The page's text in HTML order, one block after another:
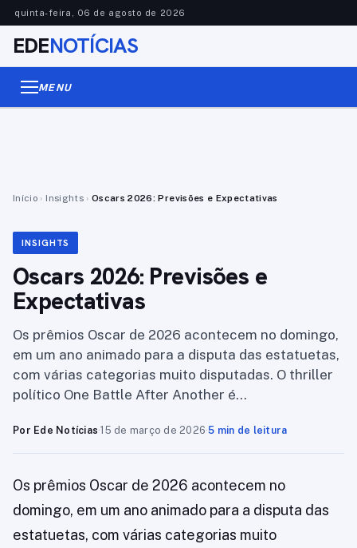
quinta-feira, 06 de agosto de 2026
EDENOTÍCIAS
MENU
Início › Insights › Oscars 2026: Previsões e Expectativas
INSIGHTS
Oscars 2026: Previsões e
Expectativas
Os prêmios Oscar de 2026 acontecem no domingo,
em um ano animado para a disputa das estatuetas,
com várias categorias muito disputadas. O thriller
político One Battle After Another é…
Por Ede Notícias·15 de março de 2026·5 min de leitura
Os prêmios Oscar de 2026 acontecem no
domingo, em um ano animado para a disputa das
estatuetas, com várias categorias muito